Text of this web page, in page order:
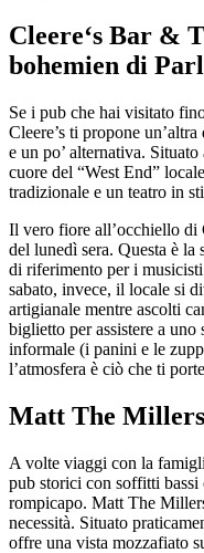
Cleere‘s Bar &
bohemien di
Se i pub che hai visitato
Cleere’s ti propone
e un po’ alternativa.
cuore del “West End”
tradizionale e un teatro in
Il vero fiore all’occhiello di
del lunedì sera. Questa è
di riferimento per i
sabato, invece, il locale si
artigianale mentre ascolti
biglietto per assistere a
informale (i panini e le
l’atmosfera è ciò che ti
Matt The
A volte viaggi con la
pub storici con soffitti bassi
rompicapo. Matt The
necessità. Situato
offre una vista mozzafiato